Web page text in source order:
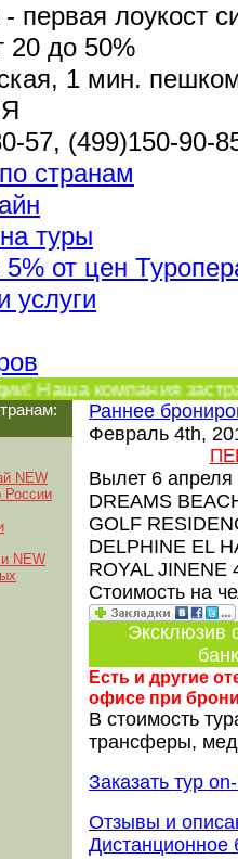
первая лоукост
20 до 50%
1 мин.
57, (499)150-90-
странам
туры
5% от цен
услуги
Наша компания
Раннее
Февраль 4th,
Вылет 6
DREAMS
GOLF
DELPHINE EL
ROYAL JINENE
Стоимость на
Эксклюзив
Есть и другие
офисе при
В стоимость
трансферы,
Заказать тур
Отзывы и
Дистанционное
NEW
России
NEW